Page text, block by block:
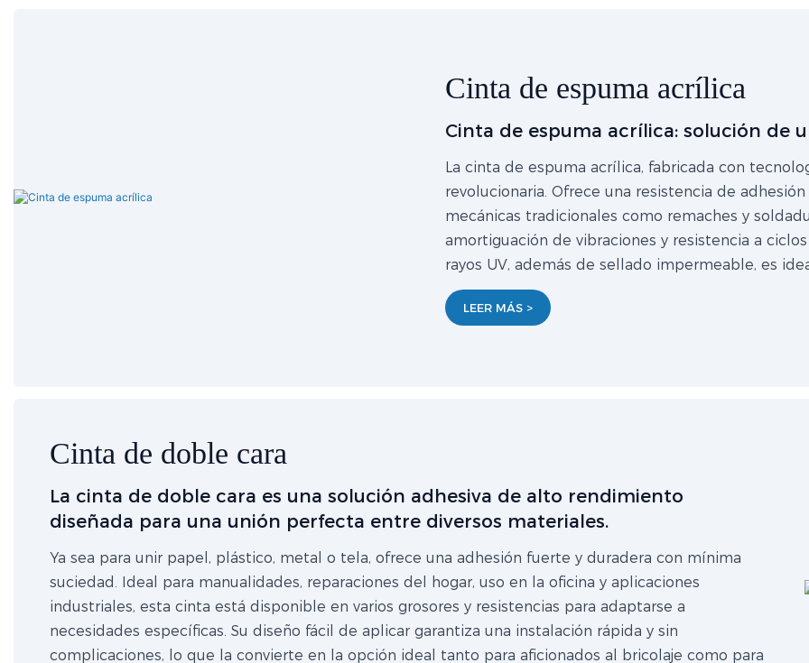
Cinta de espuma acrílica
Cinta de espuma acrílica: solución de
La cinta de espuma acrílica, fabricada con
revolucionaria. Ofrece una resistencia de
mecánicas tradicionales como remaches y
amortiguación de vibraciones y resistencia a
rayos UV, además de sellado impermeable, es
LEER MÁS >
Cinta de doble cara
La cinta de doble cara es una solución adhesiva de alto rendimiento
diseñada para una unión perfecta entre diversos materiales.
Ya sea para unir papel, plástico, metal o tela, ofrece una adhesión fuerte y duradera con mínima
suciedad. Ideal para manualidades, reparaciones del hogar, uso en la oficina y aplicaciones
industriales, esta cinta está disponible en varios grosores y resistencias para adaptarse a
necesidades específicas. Su diseño fácil de aplicar garantiza una instalación rápida y sin
complicaciones, lo que la convierte en la opción ideal tanto para aficionados al bricolaje como para